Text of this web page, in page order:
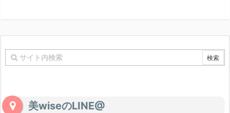
美wiseのLINE@